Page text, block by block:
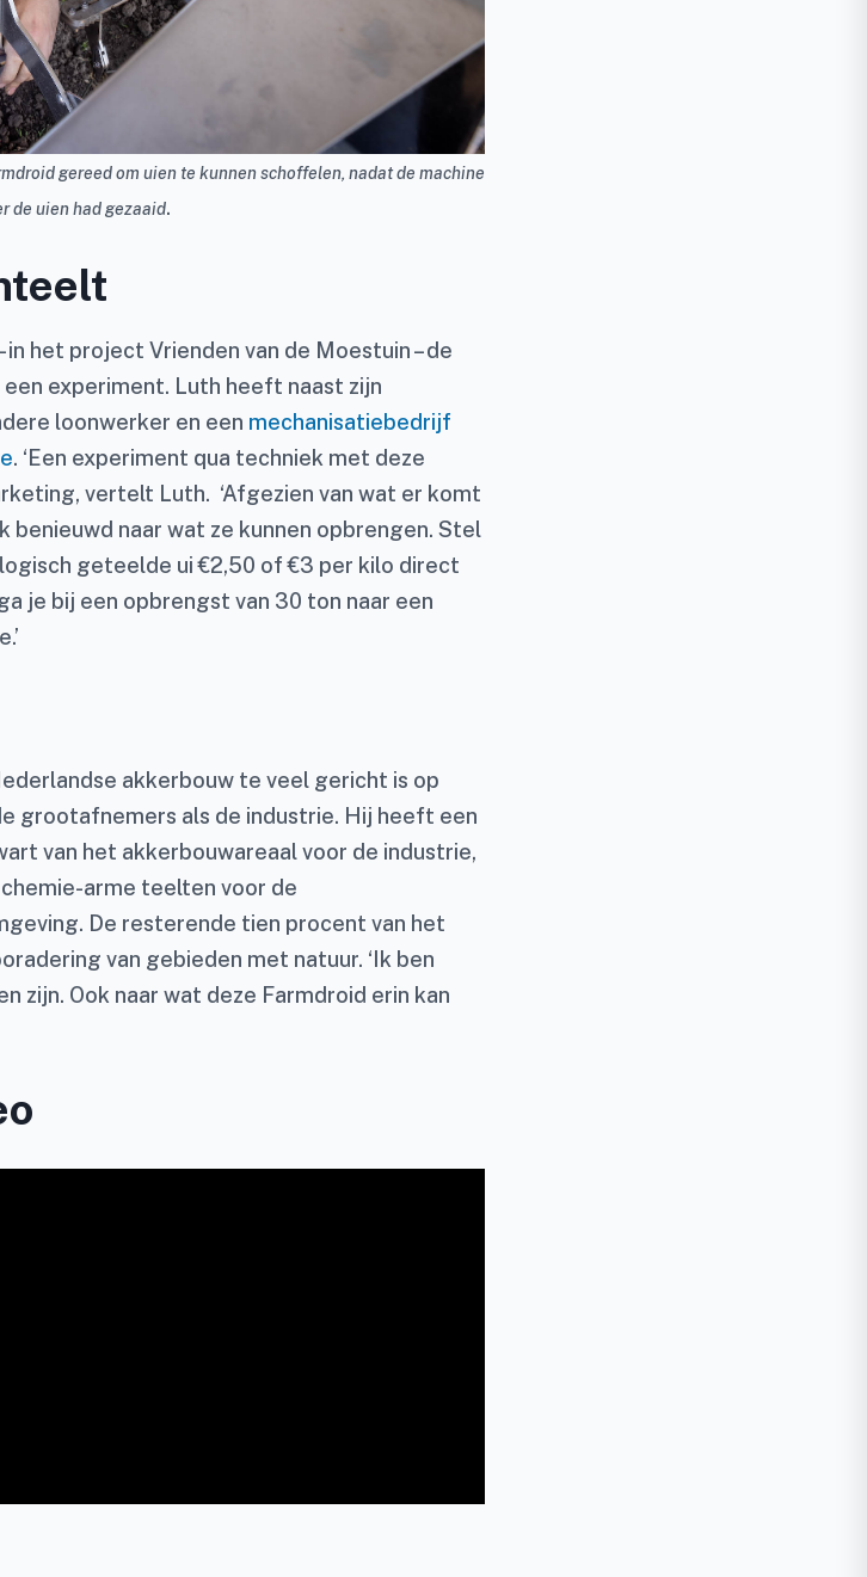
gereed om uien te kunnen schoffelen, nadat de machine
de uien had gezaaid.
in het project Vrienden van de Moestuin – de
experiment. Luth heeft naast zijn
loonwerker en een mechanisatiebedrijf
. ‘Een experiment qua techniek met deze
vertelt Luth. ‘Afgezien van wat er komt
benieuwd naar wat ze kunnen opbrengen. Stel
geteelde ui €2,50 of €3 per kilo direct
je bij een opbrengst van 30 ton naar een
akkerbouw te veel gericht is op
grootafnemers als de industrie. Hij heeft een
van het akkerbouwareaal voor de industrie,
arme teelten voor de
De resterende tien procent van het
van gebieden met natuur. ‘Ik ben
zijn. Ook naar wat deze Farmdroid erin kan